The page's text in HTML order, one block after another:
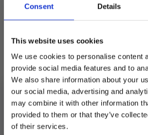
Consent Details
This website uses cookies
We use cookies to personalise content
provide social media features and to
We also share information about your
our social media, advertising and
may combine it with other information
provided to them or that they’ve
of their services.
Nydelig bordløper i hvit, med
gullrosa.
30 cm bred og 5 meter lang.
På lager
Bordløper
hvit
og
gullrosa,
18
år
-
5
LEGG I HANDLEKURV
Produktnummer:109113
,Servering
Stikkord:18
MELD DEG PÅ